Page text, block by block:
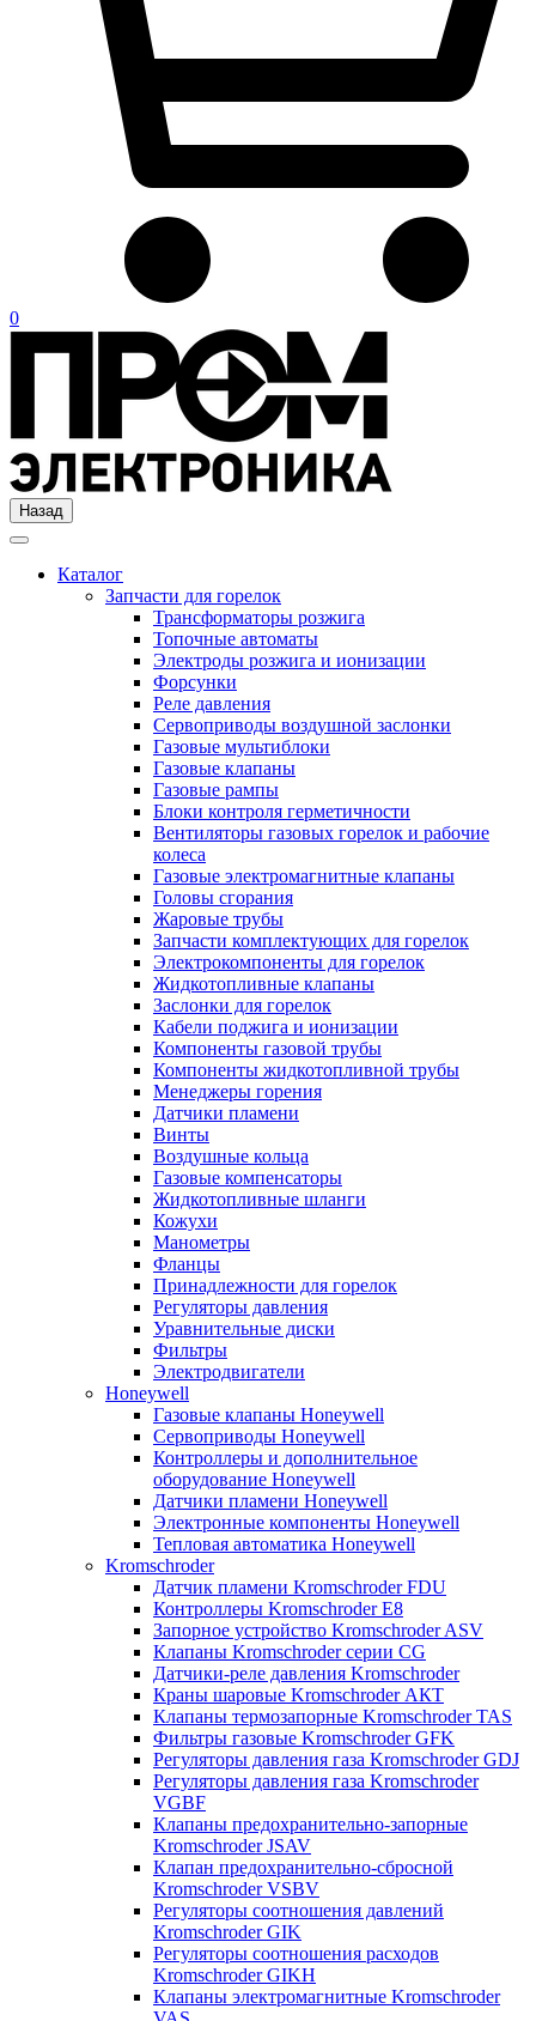
0
Назад
Каталог
Запчасти для горелок
Трансформаторы розжига
Топочные автоматы
Электроды розжига и ионизации
Форсунки
Реле давления
Сервоприводы воздушной заслонки
Газовые мультиблоки
Газовые клапаны
Газовые рампы
Блоки контроля герметичности
Вентиляторы газовых горелок и рабочие
колеса
Газовые электромагнитные клапаны
Головы сгорания
Жаровые трубы
Запчасти комплектующих для горелок
Электрокомпоненты для горелок
Жидкотопливные клапаны
Заслонки для горелок
Кабели поджига и ионизации
Компоненты газовой трубы
Компоненты жидкотопливной трубы
Менеджеры горения
Датчики пламени
Винты
Воздушные кольца
Газовые компенсаторы
Жидкотопливные шланги
Кожухи
Манометры
Фланцы
Принадлежности для горелок
Регуляторы давления
Уравнительные диски
Фильтры
Электродвигатели
Honeywell
Газовые клапаны Honeywell
Сервоприводы Honeywell
Контроллеры и дополнительное
оборудование Honeywell
Датчики пламени Honeywell
Электронные компоненты Honeywell
Тепловая автоматика Honeywell
Kromschroder
Датчик пламени Kromschroder FDU
Контроллеры Kromschroder E8
Запорное устройство Kromschroder ASV
Клапаны Kromschroder серии CG
Датчики-реле давления Kromschroder
Краны шаровые Kromschroder АКТ
Клапаны термозапорные Kromschroder TAS
Фильтры газовые Kromschroder GFK
Регуляторы давления газа Kromschroder GDJ
Регуляторы давления газа Kromschroder
VGBF
Клапаны предохранительно-запорные
Kromschroder JSAV
Клапан предохранительно-сбросной
Kromschroder VSBV
Регуляторы соотношения давлений
Kromschroder GIK
Регуляторы соотношения расходов
Kromschroder GIKH
Клапаны электромагнитные Kromschroder